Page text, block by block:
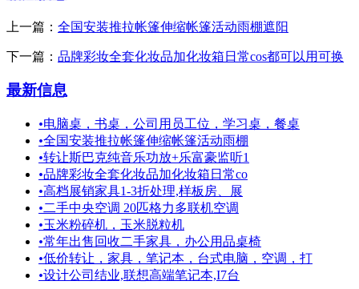
上一篇： 全国安装推拉帐篷伸缩帐篷活动雨棚遮阳
下一篇： 品牌彩妆全套化妆品加化妆箱日常cos都可以用可换
最新信息
•电脑桌，书桌，公司用员工位，学习桌，餐桌
•全国安装推拉帐篷伸缩帐篷活动雨棚
•转让斯巴克纯音乐功放+乐富豪监听1
•品牌彩妆全套化妆品加化妆箱日常co
•高档展销家具1-3折处理,样板房、展
•二手中央空调 20匹格力多联机空调
•玉米粉碎机，玉米脱粒机
•常年出售回收二手家具，办公用品桌椅
•低价转让，家具，笔记本，台式电脑，空调，打
•设计公司结业,联想高端笔记本,I7台